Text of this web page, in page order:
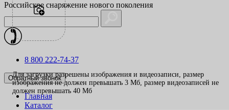
Российское снаряжение нового поколения
8 800 222-74-37
Обратный звонок
Главная
Каталог
Для загрузки разрешены изображения и видеозаписи, размер
изображения не должен превышать 3 Mб, размер видеозаписей не
должен превышать 40 Mб